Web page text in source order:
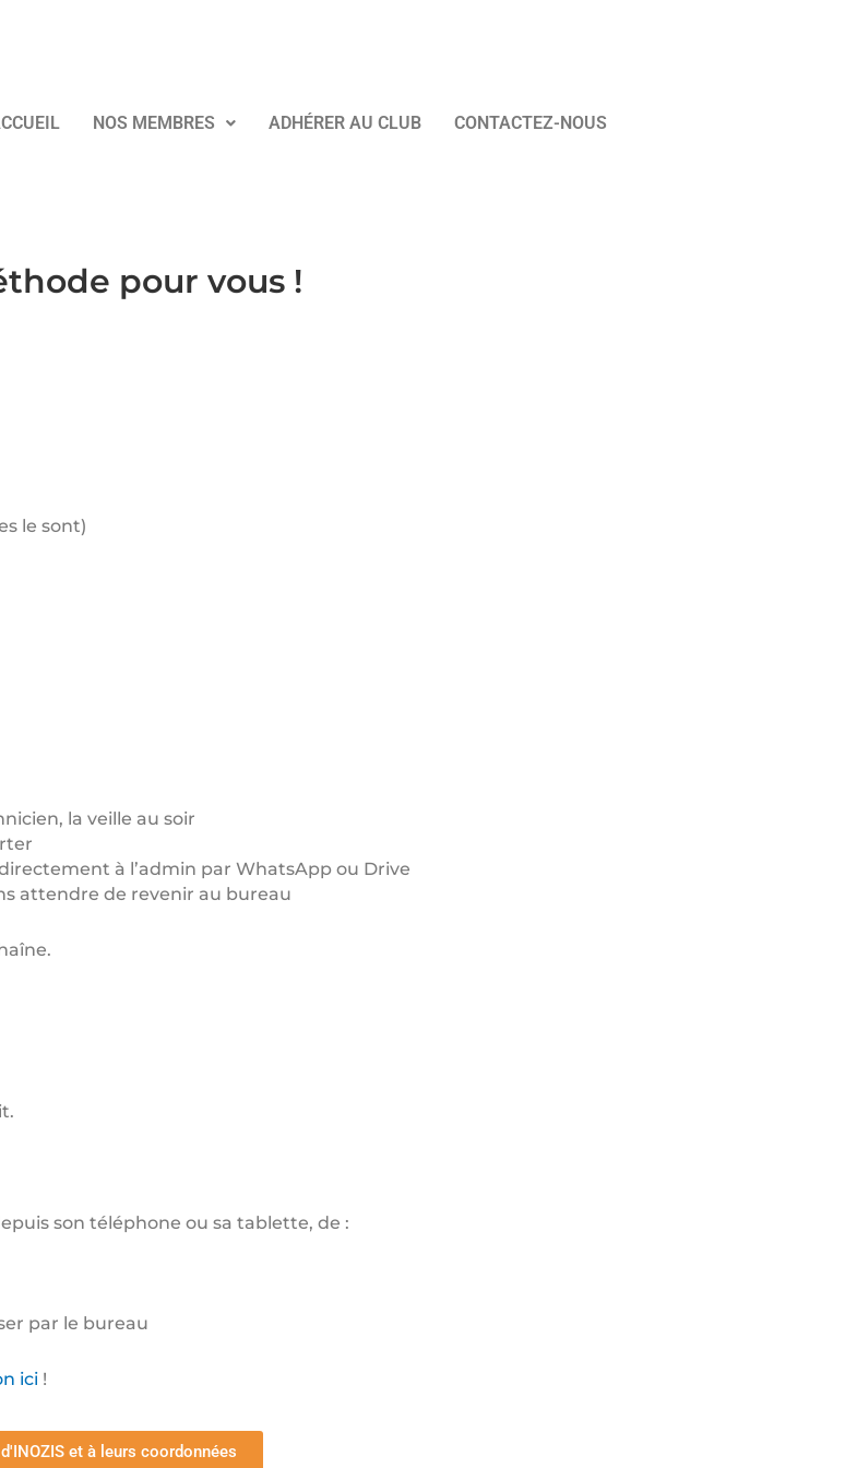
NOS MEMBRES ADHÉRER AU CLUB CONTACTEZ-NOUS
pour vous !
le sont)
la veille au soir
à l’admin par WhatsApp ou Drive
attendre de revenir au bureau
son téléphone ou sa tablette, de :
par le bureau
ici !
et à leurs coordonnées